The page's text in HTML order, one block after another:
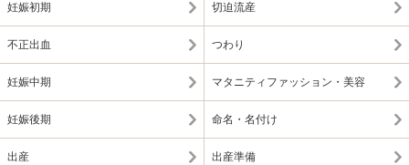
妊娠初期 切迫流産
不正出血 つわり
妊娠中期 マタニティファッション・美容
妊娠後期 命名・名付け
出産 出産準備